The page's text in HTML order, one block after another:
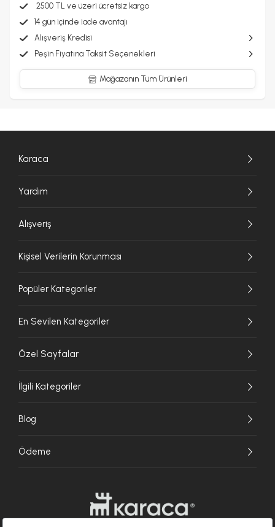
2500 TL ve üzeri ücretsiz kargo
14 gün içinde iade avantajı
Alışveriş Kredisi
Peşin Fiyatına Taksit Seçenekleri
Mağazanın Tüm Ürünleri
Karaca
Yardım
Alışveriş
Kişisel Verilerin Korunması
Popüler Kategoriler
En Sevilen Kategoriler
Özel Sayfalar
İlgili Kategoriler
Blog
Ödeme